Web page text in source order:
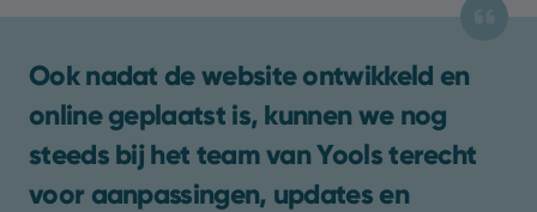
Ook nadat de website ontwikkeld en
online geplaatst is, kunnen we nog
steeds bij het team van Yools terecht
voor aanpassingen, updates en